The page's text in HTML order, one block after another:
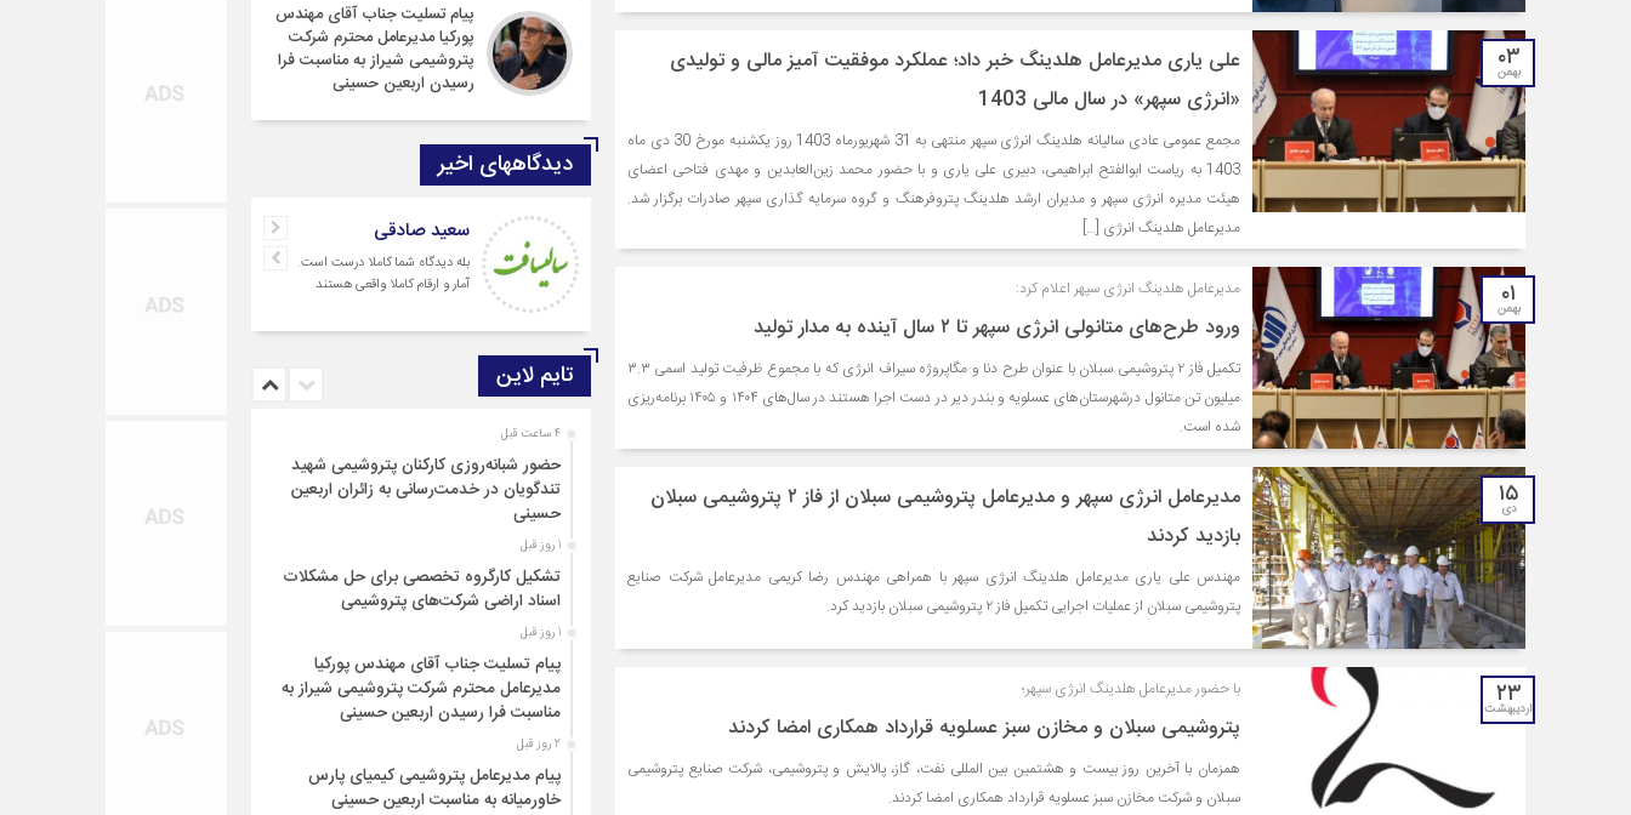
۰۳
بهمن
علی یاری مدیرعامل هلدینگ خبر داد؛ عملکرد موفقیت آمیز مالی و تولیدی
«انرژی سپهر» در سال مالی 1403
مجمع عمومی عادی سالیانه هلدینگ انرژی سپهر منتهی به 31 شهریورماه 1403 روز یکشنبه مورخ 30 دی ماه
1403 به ریاست ابوالفتح ابراهیمی، دبیری علی یاری و با حضور محمد زین‌العابدین و مهدی فتاحی اعضای
هیئت مدیره انرژی سپهر و مدیران ارشد هلدینگ پتروفرهنگ و گروه سرمایه گذاری سپهر صادرات برگزار شد.
مدیرعامل هلدینگ انرژی […]
۰۱
بهمن
مدیرعامل هلدینگ انرژی سپهر اعلام کرد:
ورود طرح‌های متانولی انرژی سپهر تا ۲ سال آینده به مدار تولید
تکمیل فاز ۲ پتروشیمی سبلان با عنوان طرح دنا و مگاپروژه سیراف انرژی که با مجموع ظرفیت تولید اسمی ۳.۳
میلیون تن متانول درشهرستان‌های عسلویه و بندر دیر در دست اجرا هستند در سال‌های ۱۴۰۴ و ۱۴۰۵ برنامه‌ریزی
شده است.
۱۵
دی
مدیرعامل انرژی سپهر و مدیرعامل پتروشیمی سبلان از فاز ۲ پتروشیمی سبلان
بازدید کردند
مهندس علی یاری مدیرعامل هلدینگ انرژی سپهر با همراهی مهندس رضا کریمی مدیرعامل شرکت صنایع
پتروشیمی سبلان از عملیات اجرایی تکمیل فاز ۲ پتروشیمی سبلان بازدید کرد.
۲۳
اردیبهشت
با حضور مدیرعامل هلدینگ انرژی سپهر؛
پتروشیمی سبلان و مخازن سبز عسلویه قرارداد همکاری امضا کردند
همزمان با آخرین روز بیست و هشتمین بین المللی نفت، گاز، پالایش و پتروشیمی، شرکت صنایع پتروشیمی
سبلان و شرکت مخازن سبز عسلویه قرارداد همکاری امضا کردند.
پیام تسلیت جناب آقای مهندس
پوركیا مدیرعامل محترم شركت
پتروشیمی شیراز به مناسبت فرا
رسیدن اربعین حسینی
دیدگاههای اخیر
مناطق شهری و مناطق دیگر
سعید صادقی
بله دیدگاه شما کاملا درست است.
آمار و ارقام کاملا واقعی هستند
دانشجویان مؤلف به ترت
تایم لاین
4 ساعت قبل
حضور شبانه‌روزی کارکنان پتروشیمی شهید
تندگویان در خدمت‌رسانی به زائران اربعین
حسینی
1 روز قبل
تشکیل کارگروه تخصصی برای حل مشکلات
اسناد اراضی شرکت‌های پتروشیمی
1 روز قبل
پیام تسلیت جناب آقای مهندس پوركیا
مدیرعامل محترم شركت پتروشیمی شیراز به
مناسبت فرا رسیدن اربعین حسینی
2 روز قبل
پیام مدیرعامل پتروشیمی کیمیای پارس
خاورمیانه به مناسبت اربعین حسینی